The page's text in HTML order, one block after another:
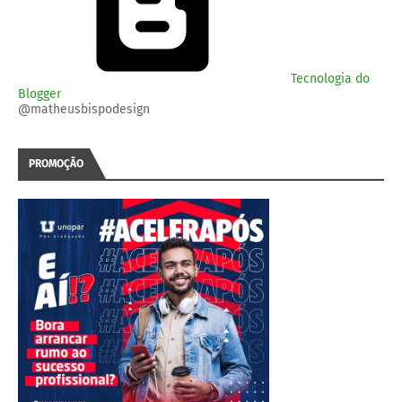
Tecnologia do
Blogger
@matheusbispodesign
PROMOÇÃO